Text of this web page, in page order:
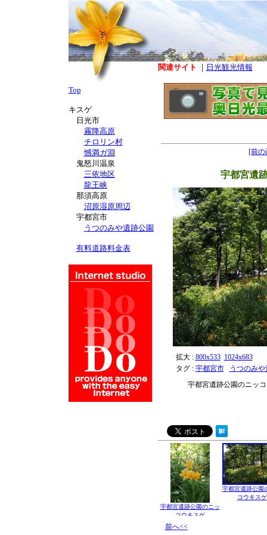
関連サイト ｜ 日光観光情報
[前の
宇都宮遺
拡大 : 800x533 1024x683
タグ : 宇都宮市
うつのみ
宇都宮遺跡公園のニッ
宇都宮遺跡公園のニッ
コウキスゲ
宇都宮遺跡公園
コウキスゲ
前へ<<
Top
キスゲ
日光市
霧降高原
チロリン村
憾満ガ淵
鬼怒川温泉
三依地区
龍王峡
那須高原
沼原湿原周辺
宇都宮市
うつのみや遺跡公園
有料道路料金表